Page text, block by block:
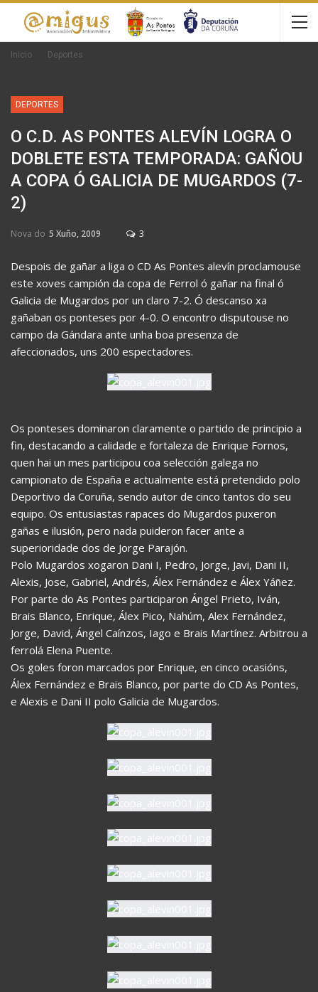
Inicio Deportes
DEPORTES
O C.D. AS PONTES ALEVÍN LOGRA O
DOBLETE ESTA TEMPORADA: GAÑOU
A COPA Ó GALICIA DE MUGARDOS (7-
2)
Nova do 5 Xuño, 2009 3
Despois de gañar a liga o CD As Pontes alevín proclamouse
este xoves campión da copa de Ferrol ó gañar na final ó
Galicia de Mugardos por un claro 7-2. Ó descanso xa
gañaban os ponteses por 4-0. O encontro disputouse no
campo da Gándara ante unha boa presenza de
afeccionados, uns 200 espectadores.
Os ponteses dominaron claramente o partido de principio a
fin, destacando a calidade e fortaleza de Enrique Fornos,
quen hai un mes participou coa selección galega no
campionato de España e actualmente está pretendido polo
Deportivo da Coruña, sendo autor de cinco tantos do seu
equipo. Os entusiastas rapaces do Mugardos puxeron
gañas e ilusión, pero nada puideron facer ante a
superioridade dos de Jorge Parajón.
Polo Mugardos xogaron Dani I, Pedro, Jorge, Javi, Dani II,
Alexis, Jose, Gabriel, Andrés, Álex Fernández e Álex Yáñez.
Por parte do As Pontes participaron Ángel Prieto, Iván,
Brais Blanco, Enrique, Álex Pico, Nahúm, Alex Fernández,
Jorge, David, Ángel Caínzos, Iago e Brais Martínez. Arbitrou a
ferrolá Elena Puente.
Os goles foron marcados por Enrique, en cinco ocasións,
Álex Fernández e Brais Blanco, por parte do CD As Pontes,
e Alexis e Dani II polo Galicia de Mugardos.